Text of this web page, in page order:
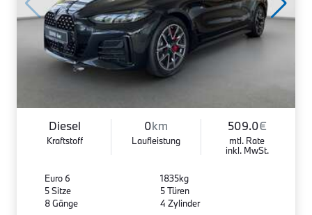
Diesel
Kraftstoff
0km
Laufleistung
509.0€
mtl. Rate
inkl. MwSt.
Euro 6
5 Sitze
8 Gänge
1835kg
5 Türen
4 Zylinder